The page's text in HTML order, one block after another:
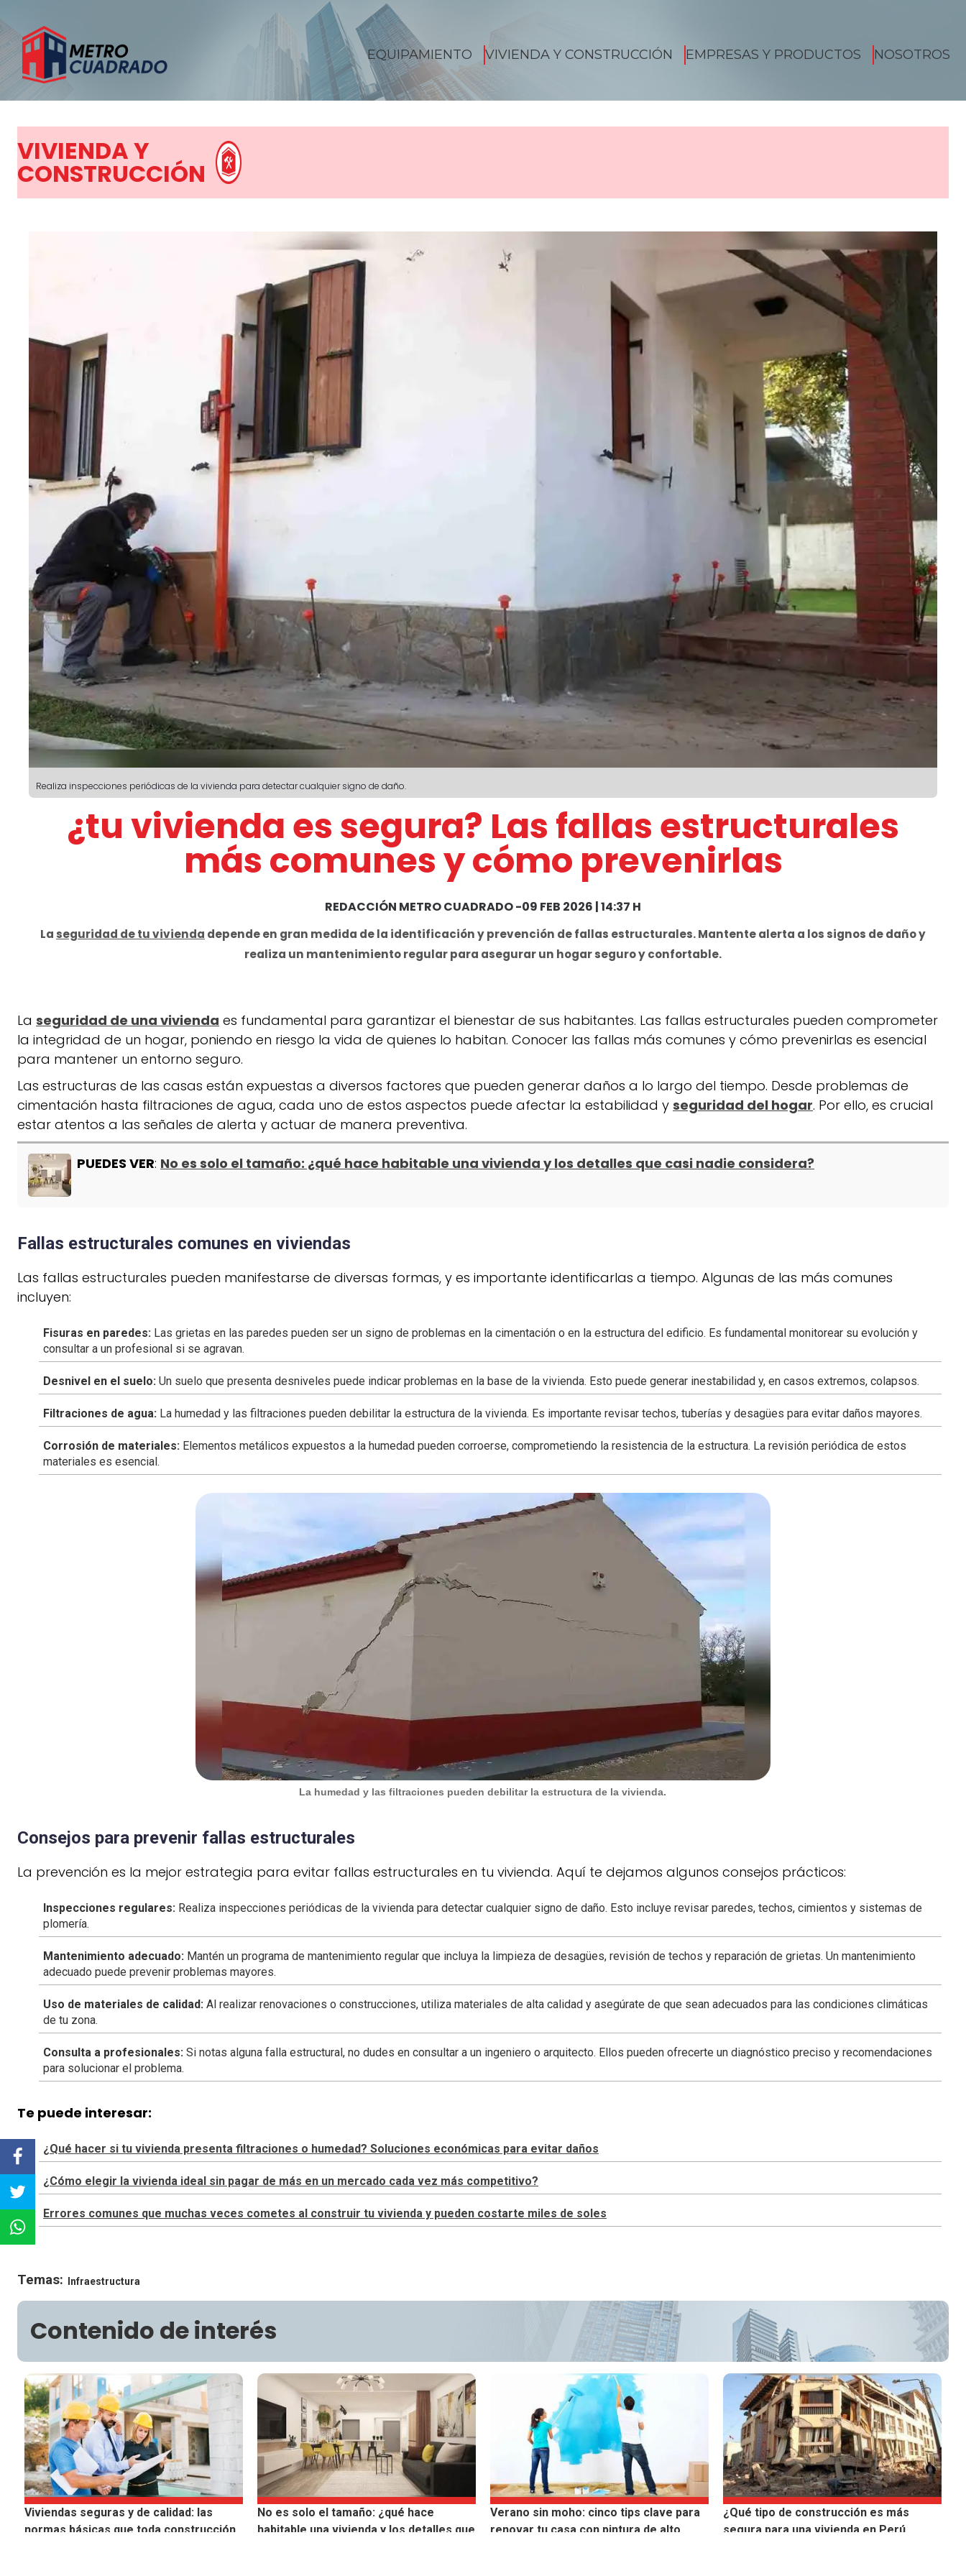
EQUIPAMIENTO VIVIENDA Y CONSTRUCCIÓN EMPRESAS Y PRODUCTOS NOSOTROS
VIVIENDA Y
CONSTRUCCIÓN
Realiza inspecciones periódicas de la vivienda para detectar cualquier signo de daño.
¿tu vivienda es segura? Las fallas estructurales
más comunes y cómo prevenirlas
REDACCIÓN METRO CUADRADO-09 FEB 2026 | 14:37 H
La seguridad de tu vivienda depende en gran medida de la identificación y prevención de fallas estructurales. Mantente alerta a los signos de daño y
realiza un mantenimiento regular para asegurar un hogar seguro y confortable.
La seguridad de una vivienda es fundamental para garantizar el bienestar de sus habitantes. Las fallas estructurales pueden comprometer
la integridad de un hogar, poniendo en riesgo la vida de quienes lo habitan. Conocer las fallas más comunes y cómo prevenirlas es esencial
para mantener un entorno seguro.
Las estructuras de las casas están expuestas a diversos factores que pueden generar daños a lo largo del tiempo. Desde problemas de
cimentación hasta filtraciones de agua, cada uno de estos aspectos puede afectar la estabilidad y seguridad del hogar. Por ello, es crucial
estar atentos a las señales de alerta y actuar de manera preventiva.
PUEDES VER: No es solo el tamaño: ¿qué hace habitable una vivienda y los detalles que casi nadie considera?
Fallas estructurales comunes en viviendas
Las fallas estructurales pueden manifestarse de diversas formas, y es importante identificarlas a tiempo. Algunas de las más comunes
incluyen:
Fisuras en paredes: Las grietas en las paredes pueden ser un signo de problemas en la cimentación o en la estructura del edificio. Es fundamental monitorear su evolución y
consultar a un profesional si se agravan.
Desnivel en el suelo: Un suelo que presenta desniveles puede indicar problemas en la base de la vivienda. Esto puede generar inestabilidad y, en casos extremos, colapsos.
Filtraciones de agua: La humedad y las filtraciones pueden debilitar la estructura de la vivienda. Es importante revisar techos, tuberías y desagües para evitar daños mayores.
Corrosión de materiales: Elementos metálicos expuestos a la humedad pueden corroerse, comprometiendo la resistencia de la estructura. La revisión periódica de estos
materiales es esencial.
La humedad y las filtraciones pueden debilitar la estructura de la vivienda.
Consejos para prevenir fallas estructurales
La prevención es la mejor estrategia para evitar fallas estructurales en tu vivienda. Aquí te dejamos algunos consejos prácticos:
Inspecciones regulares: Realiza inspecciones periódicas de la vivienda para detectar cualquier signo de daño. Esto incluye revisar paredes, techos, cimientos y sistemas de
plomería.
Mantenimiento adecuado: Mantén un programa de mantenimiento regular que incluya la limpieza de desagües, revisión de techos y reparación de grietas. Un mantenimiento
adecuado puede prevenir problemas mayores.
Uso de materiales de calidad: Al realizar renovaciones o construcciones, utiliza materiales de alta calidad y asegúrate de que sean adecuados para las condiciones climáticas
de tu zona.
Consulta a profesionales: Si notas alguna falla estructural, no dudes en consultar a un ingeniero o arquitecto. Ellos pueden ofrecerte un diagnóstico preciso y recomendaciones
para solucionar el problema.
Te puede interesar:
¿Qué hacer si tu vivienda presenta filtraciones o humedad? Soluciones económicas para evitar daños
¿Cómo elegir la vivienda ideal sin pagar de más en un mercado cada vez más competitivo?
Errores comunes que muchas veces cometes al construir tu vivienda y pueden costarte miles de soles
Temas: Infraestructura
Contenido de interés
Viviendas seguras y de calidad: las
normas básicas que toda construcción
No es solo el tamaño: ¿qué hace
habitable una vivienda y los detalles que
Verano sin moho: cinco tips clave para
renovar tu casa con pintura de alto
¿Qué tipo de construcción es más
segura para una vivienda en Perú